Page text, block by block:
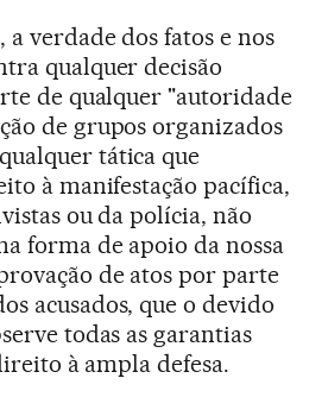
a verdade dos fatos e nos
qualquer decisão
de qualquer "autoridade
de grupos organizados
tática que
à manifestação pacífica,
ou da polícia, não
forma de apoio da nossa
de atos por parte
acusados, que o devido
todas as garantias
à ampla defesa.